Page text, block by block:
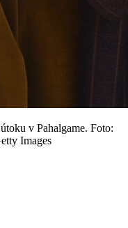
v Pahalgame. Foto:
Images